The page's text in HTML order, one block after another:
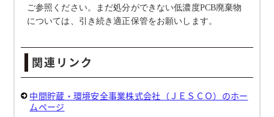
ご参照ください。まだ処分ができない低濃度PCB廃棄物
については、引き続き適正保管をお願いします。
関連リンク
中間貯蔵・環境安全事業株式会社（ＪＥＳＣＯ）のホー
ムページ